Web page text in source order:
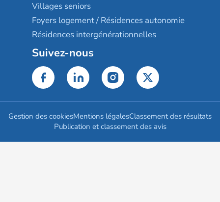
Villages seniors
Foyers logement / Résidences autonomie
Résidences intergénérationnelles
Suivez-nous
Gestion des cookiesMentions légalesClassement des résultats
Publication et classement des avis